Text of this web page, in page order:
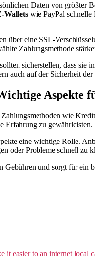
Daten von größter
Wallets wie PayPal schnelle
über eine SSL-
Zahlungsmethode
sicherstellen, dass sie
auch auf der Sicherheit
Aspekte
wie
Erfahrung zu gewährleisten.
eine wichtige Rolle.
oder Probleme schnell zu
und sorgt für ein
it easier to an internet local